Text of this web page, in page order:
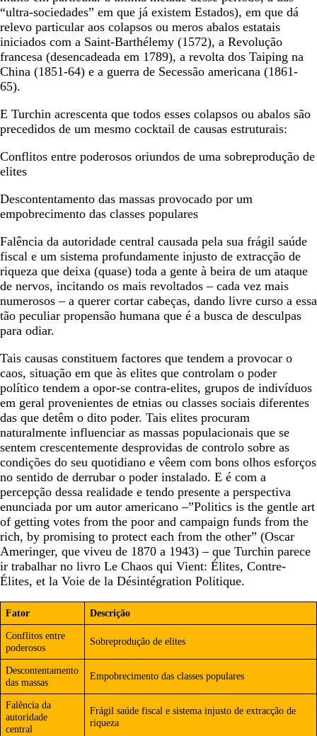
“ultra-sociedades” em que já existem Estados), em que dá
relevo particular aos colapsos ou meros abalos estatais
iniciados com a Saint-Barthélemy (1572), a Revolução
francesa (desencadeada em 1789), a revolta dos Taiping na
China (1851-64) e a guerra de Secessão americana (1861-
65).
E Turchin acrescenta que todos esses colapsos ou abalos são
precedidos de um mesmo cocktail de causas estruturais:
Conflitos entre poderosos oriundos de uma sobreprodução de
elites
Descontentamento das massas provocado por um
empobrecimento das classes populares
Falência da autoridade central causada pela sua frágil saúde
fiscal e um sistema profundamente injusto de extracção de
riqueza que deixa (quase) toda a gente à beira de um ataque
de nervos, incitando os mais revoltados – cada vez mais
numerosos – a querer cortar cabeças, dando livre curso a essa
tão peculiar propensão humana que é a busca de desculpas
para odiar.
Tais causas constituem factores que tendem a provocar o
caos, situação em que às elites que controlam o poder
político tendem a opor-se contra-elites, grupos de indivíduos
em geral provenientes de etnias ou classes sociais diferentes
das que detêm o dito poder. Tais elites procuram
naturalmente influenciar as massas populacionais que se
sentem crescentemente desprovidas de controlo sobre as
condições do seu quotidiano e vêem com bons olhos esforços
no sentido de derrubar o poder instalado. E é com a
percepção dessa realidade e tendo presente a perspectiva
enunciada por um autor americano –”Politics is the gentle art
of getting votes from the poor and campaign funds from the
rich, by promising to protect each from the other” (Oscar
Ameringer, que viveu de 1870 a 1943) – que Turchin parece
ir trabalhar no livro Le Chaos qui Vient: Élites, Contre-
Élites, et la Voie de la Désintégration Politique.
Fator
Descrição
Conflitos entre
poderosos
Sobreprodução de elites
Descontentamento
das massas
Empobrecimento das classes populares
Falência da
autoridade
central
Frágil saúde fiscal e sistema injusto de extracção de
riqueza